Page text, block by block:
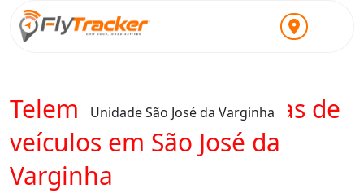
Unidade São José da Varginha
Telemetria para locadoras de
veículos em São José da
Varginha